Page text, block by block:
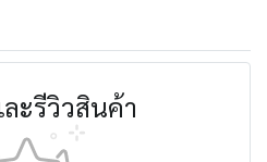
ะรีวิวสินค้า